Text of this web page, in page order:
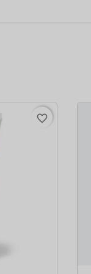
favorite_border